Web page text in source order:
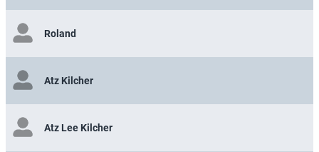
Roland
Atz Kilcher
Atz Lee Kilcher